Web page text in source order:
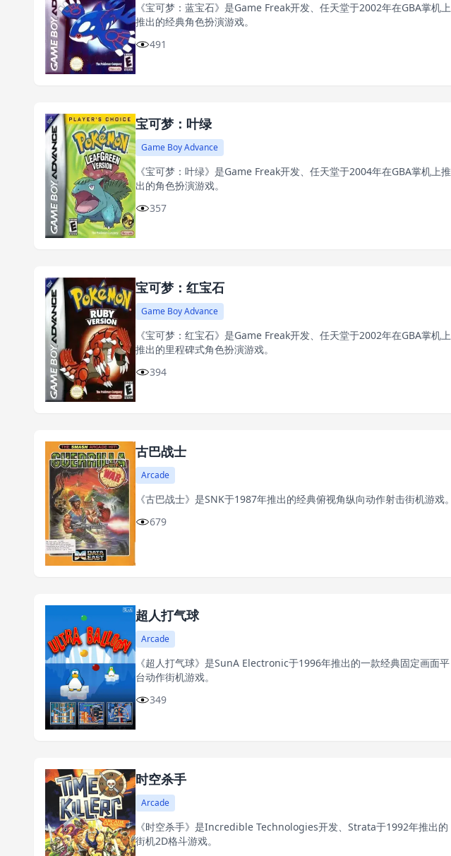
《宝可梦：蓝宝石》是Game Freak开发、任天堂于2002年在GBA掌机上
推出的经典角色扮演游戏。
491
宝可梦：叶绿
Game Boy Advance
《宝可梦：叶绿》是Game Freak开发、任天堂于2004年在GBA掌机上推
出的角色扮演游戏。
357
宝可梦：红宝石
Game Boy Advance
《宝可梦：红宝石》是Game Freak开发、任天堂于2002年在GBA掌机上
推出的里程碑式角色扮演游戏。
394
古巴战士
Arcade
《古巴战士》是SNK于1987年推出的经典俯视角纵向动作射击街机游戏。
679
超人打气球
Arcade
《超人打气球》是SunA Electronic于1996年推出的一款经典固定画面平
台动作街机游戏。
349
时空杀手
Arcade
《时空杀手》是Incredible Technologies开发、Strata于1992年推出的
街机2D格斗游戏。